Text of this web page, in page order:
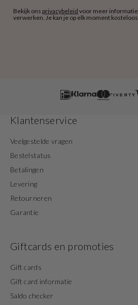
Bekijk ons privacybeleid voor meer
verwerken. Je kan je op elk moment
Klantenservice
Veelgestelde vragen
Bestelstatus
Betalingen
Levering
Retourneren
Garantie
Giftcards en promoties
Gift cards
Gift card informatie
Saldo checker